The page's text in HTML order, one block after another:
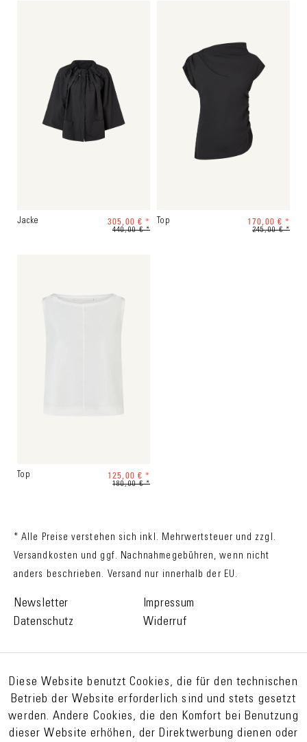
Jacke 305,00 € *
440,00 € *
Top 170,00 € *
245,00 € *
Top 125,00 € *
180,00 € *
* Alle Preise verstehen sich inkl. Mehrwertsteuer und zzgl.
Versandkosten und ggf. Nachnahmegebühren, wenn nicht
anders beschrieben. Versand nur innerhalb der EU.
Newsletter
Impressum
Datenschutz
Widerruf
Diese Website benutzt Cookies, die für den technischen
Betrieb der Website erforderlich sind und stets gesetzt
werden. Andere Cookies, die den Komfort bei Benutzung
dieser Website erhöhen, der Direktwerbung dienen oder